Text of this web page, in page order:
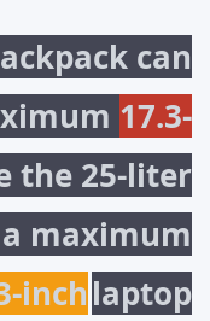
can
17.3-
the 25-liter
maximum
inchlaptop.